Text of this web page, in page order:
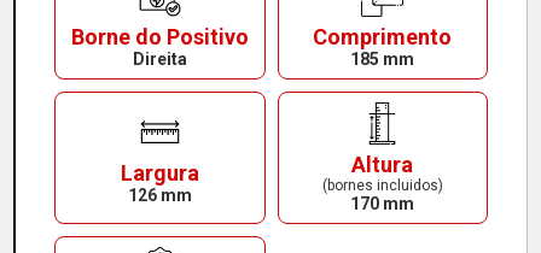
Borne do Positivo
Direita
Comprimento
185 mm
Largura
126 mm
Altura
(bornes incluidos)
170 mm